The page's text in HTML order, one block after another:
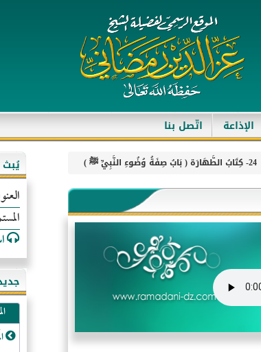
الإذاعة اتّصل بنا
24- كِتَابُ الطَّهَارَة ( بَابُ صِفَةُ وُضُوءِ النَّبِيِّ ﷺ )